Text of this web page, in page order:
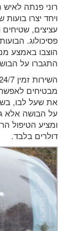
רוני פנתה לאיש
ויחד יצרו בועות
עציצים,
פסיכולוג.
הוצבו באמצע
התגברו על
מבטיחים
את שעל לבו,
על הבושה אלא
דולרים בלבד.